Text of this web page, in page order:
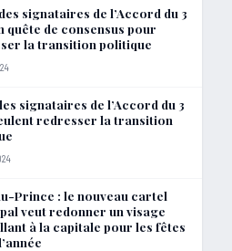
signataires de l’Accord du 3
quête de consensus pour
la transition politique
signataires de l’Accord du 3
redresser la transition
Prince : le nouveau cartel
veut redonner un visage
à la capitale pour les fêtes